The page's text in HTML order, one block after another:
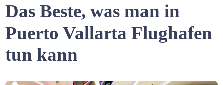
Das Beste, was man in
Puerto Vallarta Flughafen
tun kann